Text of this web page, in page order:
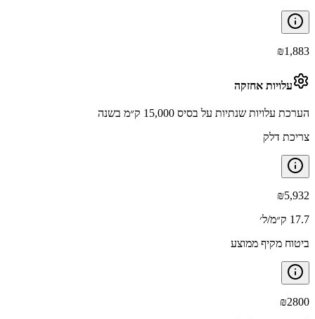
₪1,883
עלויות אחזקה
הערכת עלויות שנתיות על בסיס 15,000 ק״מ בשנה
צריכת דלק
₪5,932
17.7 ק״מ/ל׳
ביטוח מקיף ממוצע
₪2800